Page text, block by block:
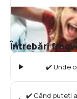
Întrebări
✔️ Unde
✔️ Când puteți